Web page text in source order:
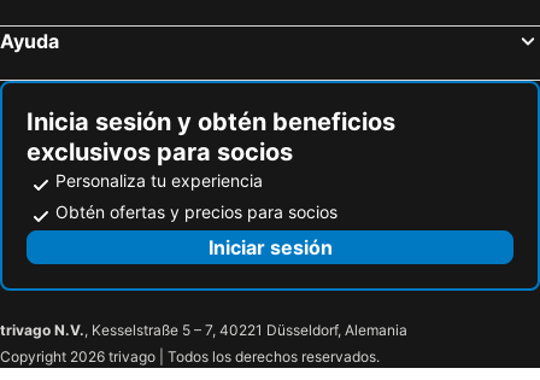
Ayuda
Inicia sesión y obtén beneficios
exclusivos para socios
Personaliza tu experiencia
Obtén ofertas y precios para socios
Iniciar sesión
trivago N.V., Kesselstraße 5 – 7, 40221 Düsseldorf, Alemania
Copyright 2026 trivago | Todos los derechos reservados.